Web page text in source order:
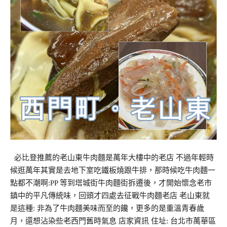
必比登推薦的老山東牛肉麵是萬年大樓中的老店 不過年輕時
候逛萬年其實是去地下室吃鐵板燒跟牛排，那時候吃牛肉麵一
點都不潮啊:PP 等到塔城街牛肉麵街拆遷後，才開始懷念老市
鎮中的平凡傳統味，回頭才四處去征戰牛肉麵老店 老山東就
是這種: 非為了牛肉麵美味而至的饞，更多的是重溫青春歲
月，還想沾染些老西門舊時氣息 店家資訊 住址: 台北市萬華區